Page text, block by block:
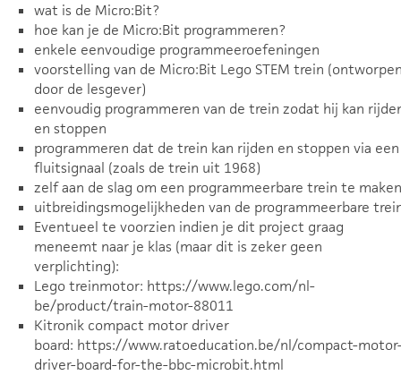
wat is de Micro:Bit?
hoe kan je de Micro:Bit programmeren?
enkele eenvoudige programmeeroefeningen
voorstelling van de Micro:Bit Lego STEM trein
door de lesgever)
eenvoudig programmeren van de trein zodat hij kan
en stoppen
programmeren dat de trein kan rijden en stoppen via een
fluitsignaal (zoals de trein uit 1968)
zelf aan de slag om een programmeerbare trein te maken
uitbreidingsmogelijkheden van de programmeerbare
Eventueel te voorzien indien je dit project graag
meneemt naar je klas (maar dit is zeker geen
verplichting):
Lego treinmotor: https://www.lego.com/nl-
be/product/train-motor-88011
Kitronik compact motor driver
board: https://www.ratoeducation.be/nl/compact-
driver-board-for-the-bbc-microbit.html